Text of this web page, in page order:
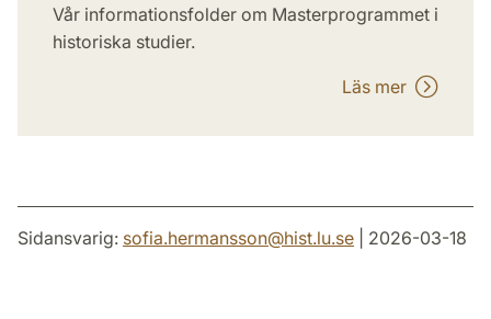
Vår informationsfolder om Masterprogrammet i
historiska studier.
Läs mer
Sidansvarig: sofia.hermansson@hist.lu.se | 2026-03-18